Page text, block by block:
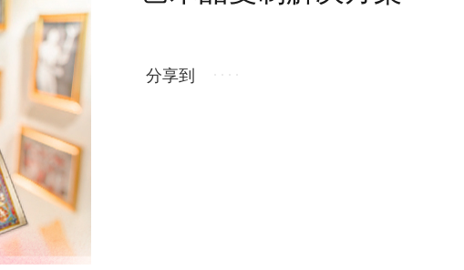
分享到